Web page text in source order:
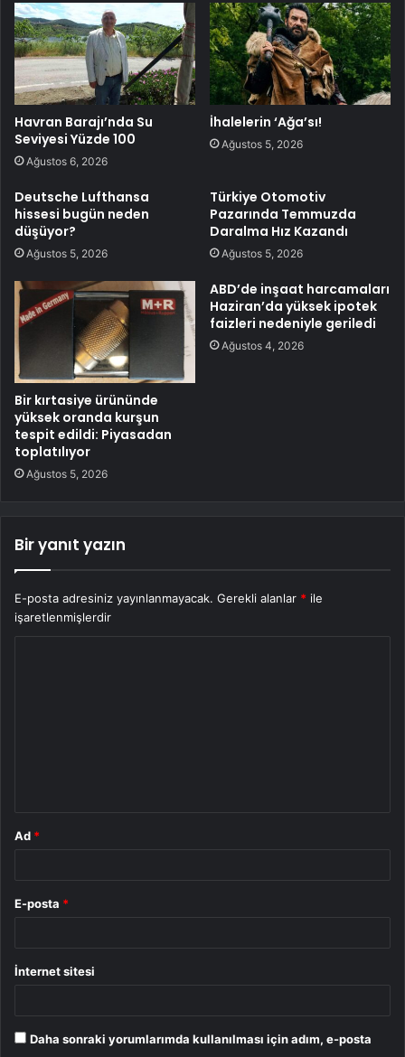
Havran Barajı’nda Su
Seviyesi Yüzde 100
Ağustos 6, 2026
İhalelerin ‘Ağa’sı!
Ağustos 5, 2026
Deutsche Lufthansa
hissesi bugün neden
düşüyor?
Ağustos 5, 2026
Türkiye Otomotiv
Pazarında Temmuzda
Daralma Hız Kazandı
Ağustos 5, 2026
Bir kırtasiye ürününde
yüksek oranda kurşun
tespit edildi: Piyasadan
toplatılıyor
Ağustos 5, 2026
ABD’de inşaat harcamaları
Haziran’da yüksek ipotek
faizleri nedeniyle geriledi
Ağustos 4, 2026
Bir yanıt yazın
E-posta adresiniz yayınlanmayacak. Gerekli alanlar * ile
işaretlenmişlerdir
Ad *
E-posta *
İnternet sitesi
Daha sonraki yorumlarımda kullanılması için adım, e-posta